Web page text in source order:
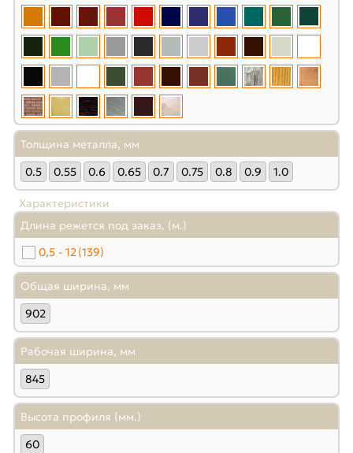
Толщина металла, мм
0.5
0.55 0.6 0.65 0.7 0.75 0.8 0.9 1.0
Характеристики
Длина режется под заказ, (м.)
0,5 - 12(139)
Общая ширина, мм
902
Рабочая ширина, мм
845
Высота профиля (мм.)
60